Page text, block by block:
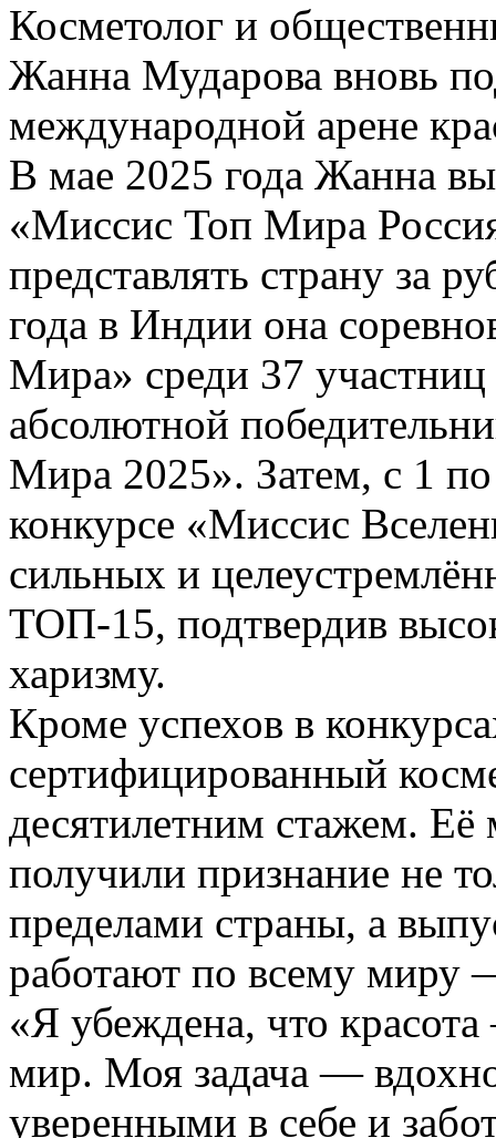
Косметолог и
Жанна Мударова вновь
международной арене
В мае 2025 года Жанна
«Миссис Топ Мира
представлять страну за
года в Индии она
Мира» среди 37 участниц
абсолютной
Мира 2025». Затем, с 1
конкурсе «Миссис
сильных и
ТОП-15, подтвердив
харизму.
Кроме успехов в
сертифицированный
десятилетним стажем.
получили признание не
пределами страны, а
работают по всему
«Я убеждена, что
мир. Моя задача —
уверенными в себе и